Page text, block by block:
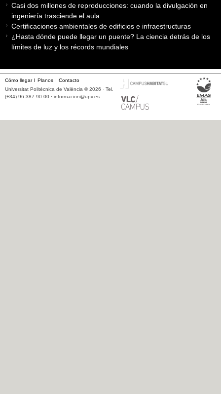
Casi dos millones de reproducciones: cuando la divulgación en
ingeniería trasciende el aula
Certificaciones ambientales de edificios e infraestructuras
¿Hasta dónde puede llegar un puente? La ciencia detrás de los
límites de luz y los récords mundiales
Cómo llegar Planos
Contacto
Universitat Politècnica de València © 2026 · Tel.
(+34) 96 387 90 00 · informacion@upv.es